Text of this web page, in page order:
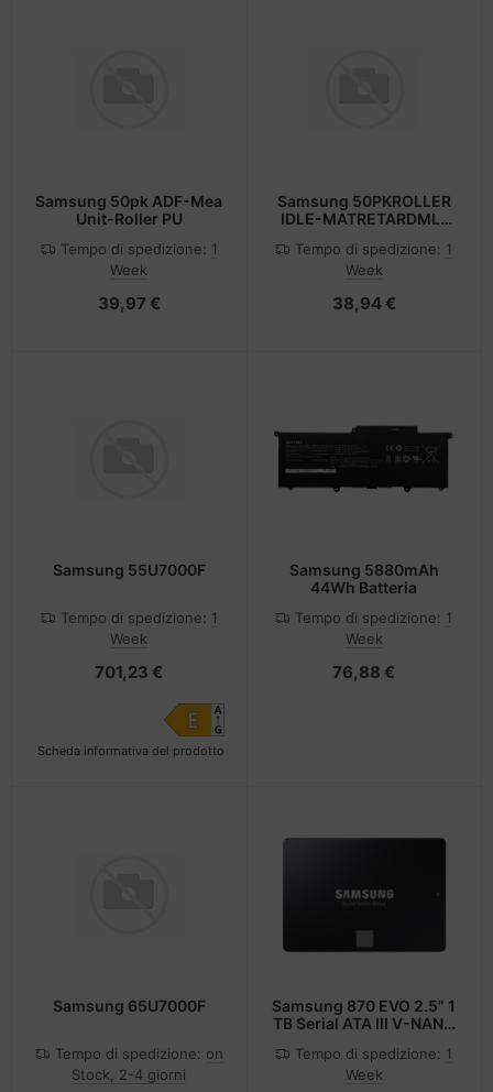
Samsung 50pk ADF-Mea
Unit-Roller PU
Tempo di spedizione: 1
Week
39,97 €
Samsung 50PKROLLER
IDLE-MATRETARDML-
Tempo di spedizione: 1
Week
38,94 €
Samsung 55U7000F
Tempo di spedizione: 1
Week
701,23 €
Scheda informativa del prodotto
Samsung 5880mAh
44Wh Batteria
Tempo di spedizione: 1
Week
76,88 €
Samsung 65U7000F
Tempo di spedizione: on
Stock, 2-4 giorni
Samsung 870 EVO 2.5" 1
TB Serial ATA III V-NAND
Tempo di spedizione: 1
Week